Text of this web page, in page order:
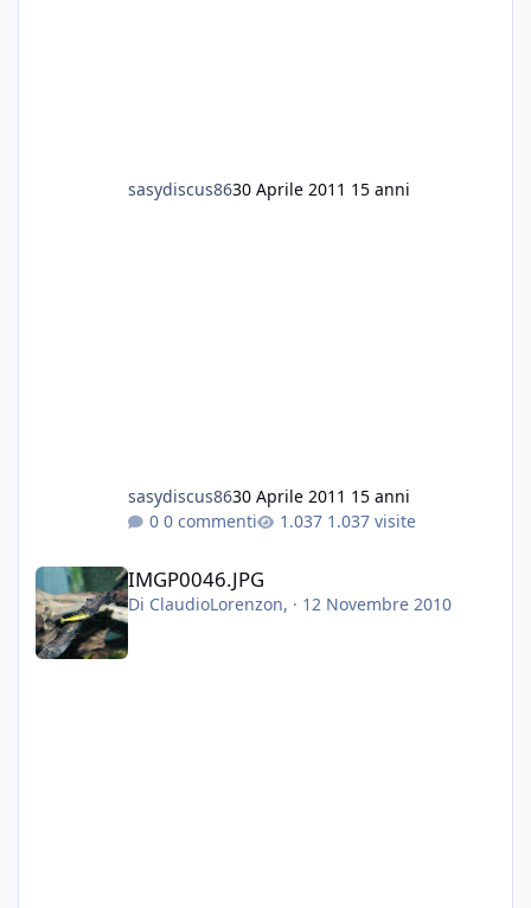
sasydiscus8630 Aprile 2011 15 anni
sasydiscus8630 Aprile 2011 15 anni
0 commenti
1.037 visite
IMGP0046.JPG
IMGP0046.JPG
Di ClaudioLorenzon, · 12 Novembre 2010